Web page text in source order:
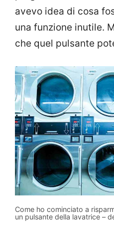
avevo idea di cosa
una funzione inutile.
che quel pulsante
Come ho cominciato a
un pulsante della lavatrice –